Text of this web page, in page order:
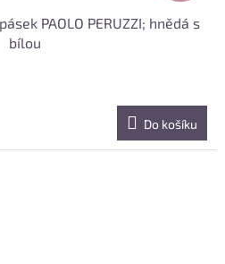
PAOLO PERUZZI; hnědá s
bílou
Do košíku